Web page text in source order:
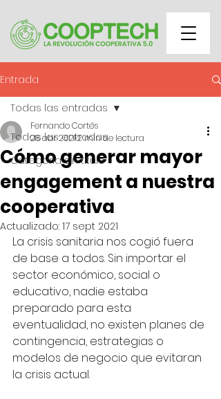
Entrada
Todas las entradas
Categoría sin título
Todas las entradas
Cómo generar mayor
engagement a nuestra
cooperativa
Fernando Cortés
28 abr 20212 min de lectura
Actualizado: 17 sept 2021
La crisis sanitaria nos cogió fuera
de base a todos. Sin importar el
sector económico, social o
educativo, nadie estaba
preparado para esta
eventualidad, no existen planes de
contingencia, estrategias o
modelos de negocio que evitaran
la crisis actual.